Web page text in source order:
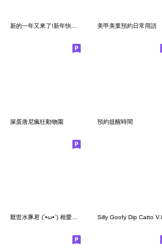
新的一年又來了!新年快樂19 美業服務業商家 美甲美業預約日常用語
屎蛋唐尼瘋狂動物園 預約提醒時間
Silly Goofy Dip Catto